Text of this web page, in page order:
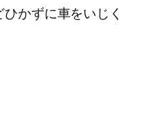
かずに車をいじく